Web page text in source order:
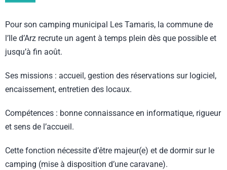
Pour son camping municipal Les Tamaris, la commune de
l’Ile d’Arz recrute un agent à temps plein dès que possible et
jusqu’à fin août.
Ses missions : accueil, gestion des réservations sur logiciel,
encaissement, entretien des locaux.
Compétences : bonne connaissance en informatique, rigueur
et sens de l’accueil.
Cette fonction nécessite d’être majeur(e) et de dormir sur le
camping (mise à disposition d’une caravane).